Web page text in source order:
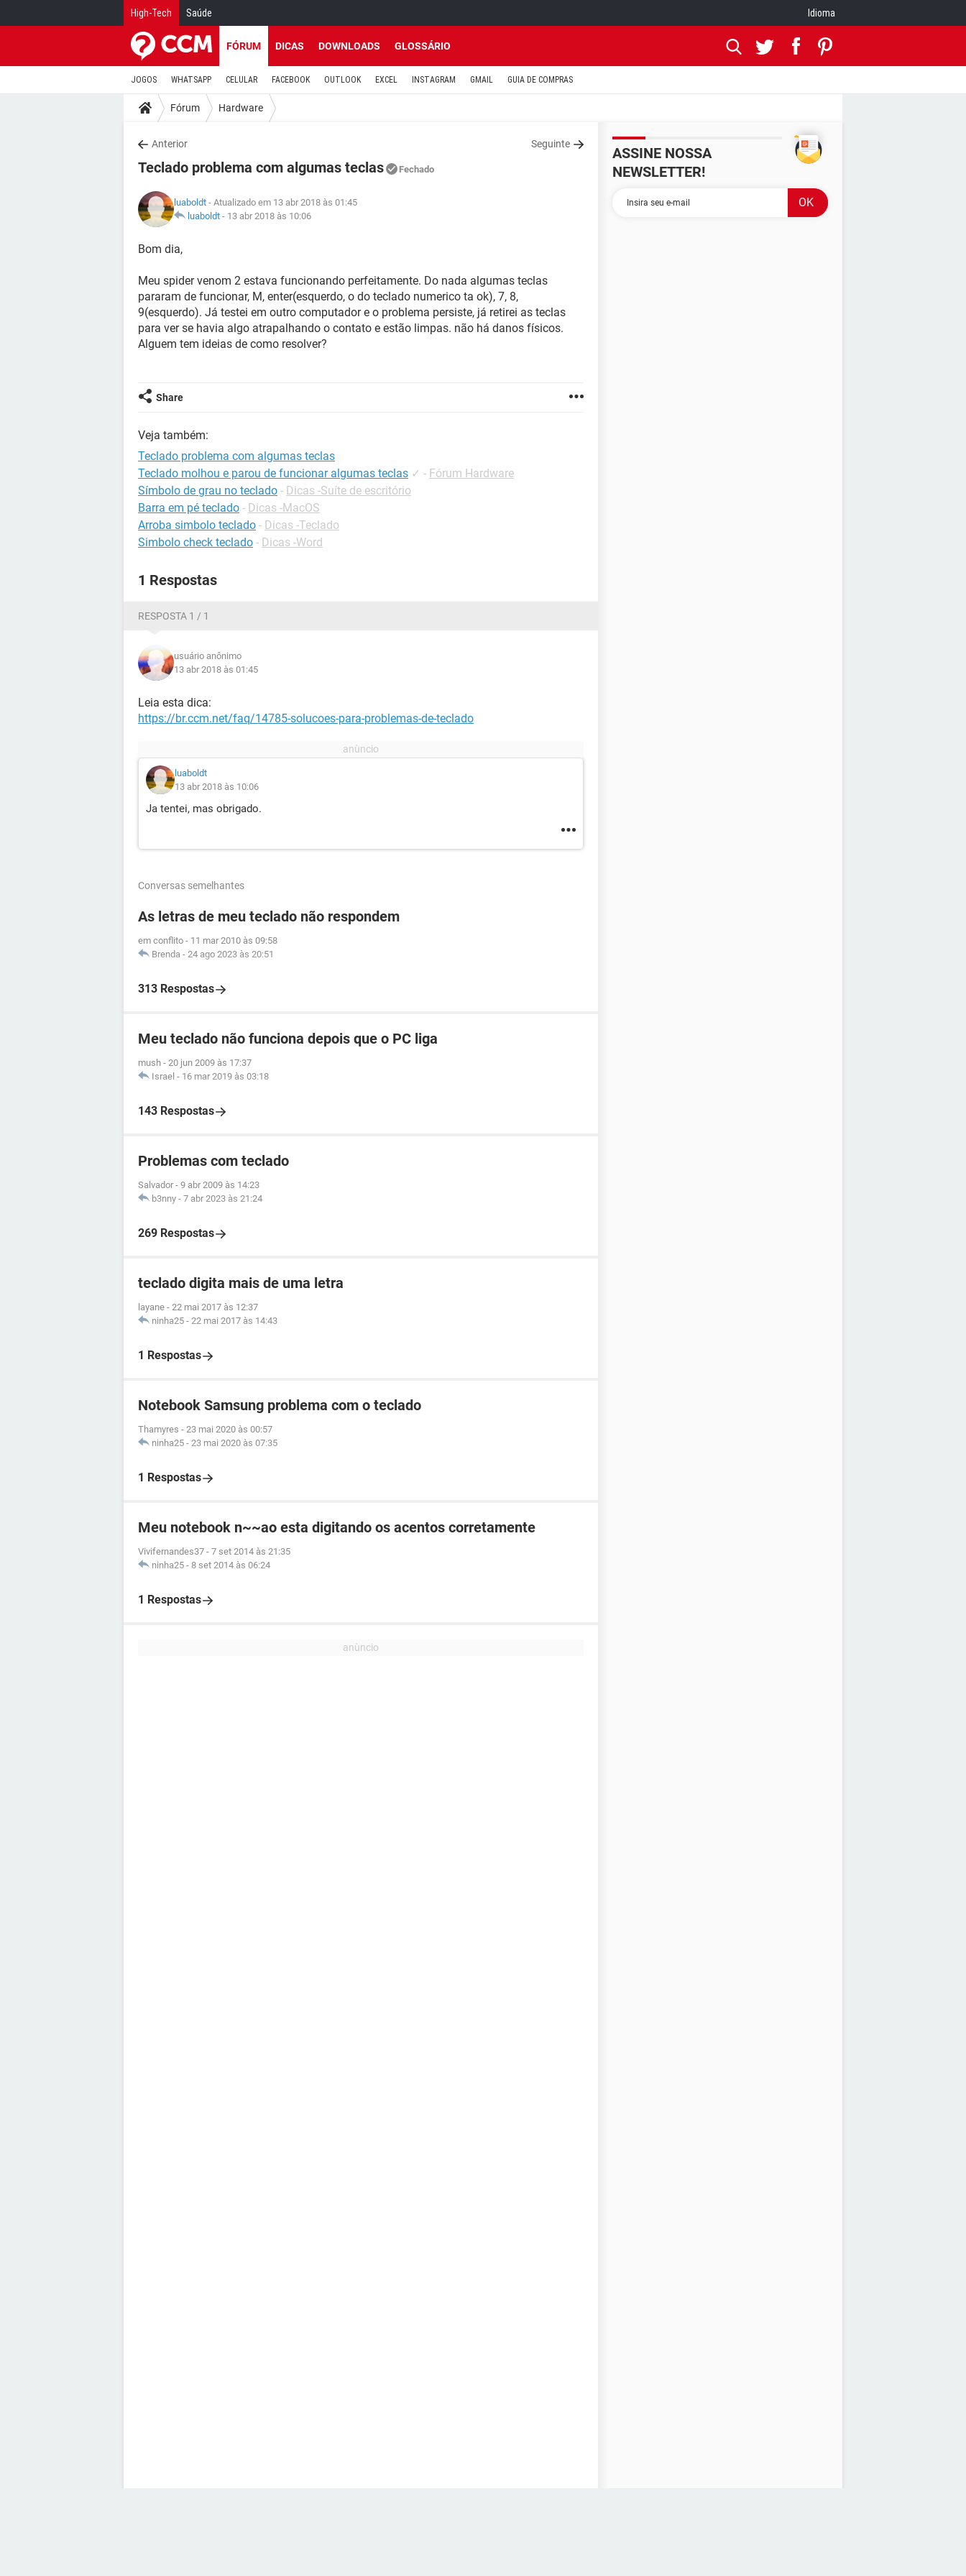
High-Tech Saúde Idioma
FÓRUM DICAS DOWNLOADS GLOSSÁRIO
JOGOS WHATSAPP CELULAR FACEBOOK OUTLOOK EXCEL INSTAGRAM GMAIL GUIA DE COMPRAS
Fórum Hardware
Anterior Seguinte
Teclado problema com algumas teclas Fechado
luaboldt - Atualizado em 13 abr 2018 às 01:45
luaboldt - 13 abr 2018 às 10:06
Bom dia,
Meu spider venom 2 estava funcionando perfeitamente. Do nada algumas teclas
pararam de funcionar, M, enter(esquerdo, o do teclado numerico ta ok), 7, 8,
9(esquerdo). Já testei em outro computador e o problema persiste, já retirei as teclas
para ver se havia algo atrapalhando o contato e estão limpas. não há danos físicos.
Alguem tem ideias de como resolver?
Share
Veja também:
Teclado problema com algumas teclas
Teclado molhou e parou de funcionar algumas teclas ✓ - Fórum Hardware
Símbolo de grau no teclado - Dicas -Suíte de escritório
Barra em pé teclado - Dicas -MacOS
Arroba simbolo teclado - Dicas -Teclado
Simbolo check teclado - Dicas -Word
1 Respostas
RESPOSTA 1 / 1
usuário anônimo
13 abr 2018 às 01:45
Leia esta dica:
https://br.ccm.net/faq/14785-solucoes-para-problemas-de-teclado
luaboldt
13 abr 2018 às 10:06
Ja tentei, mas obrigado.
Conversas semelhantes
As letras de meu teclado não respondem
em conflito - 11 mar 2010 às 09:58
Brenda - 24 ago 2023 às 20:51
313 Respostas
Meu teclado não funciona depois que o PC liga
mush - 20 jun 2009 às 17:37
Israel - 16 mar 2019 às 03:18
143 Respostas
Problemas com teclado
Salvador - 9 abr 2009 às 14:23
b3nny - 7 abr 2023 às 21:24
269 Respostas
teclado digita mais de uma letra
layane - 22 mai 2017 às 12:37
ninha25 - 22 mai 2017 às 14:43
1 Respostas
Notebook Samsung problema com o teclado
Thamyres - 23 mai 2020 às 00:57
ninha25 - 23 mai 2020 às 07:35
1 Respostas
Meu notebook n~~ao esta digitando os acentos corretamente
Vivifernandes37 - 7 set 2014 às 21:35
ninha25 - 8 set 2014 às 06:24
1 Respostas
ASSINE NOSSA
NEWSLETTER!